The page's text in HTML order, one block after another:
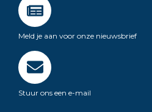
Meld je aan voor onze nieuwsbrief
Stuur ons een e-mail